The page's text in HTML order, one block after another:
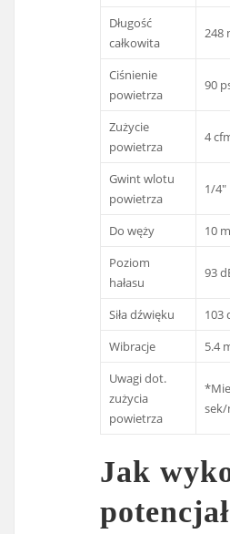
Długość
całkowita
248
Ciśnienie
powietrza
90
Zużycie
powietrza
4
Gwint wlotu
powietrza
1/4"
Do węży
10
Poziom
hałasu
93
Siła dźwięku
103
Wibracje
5.4
Uwagi dot.
zużycia
powietrza
sek/
Jak